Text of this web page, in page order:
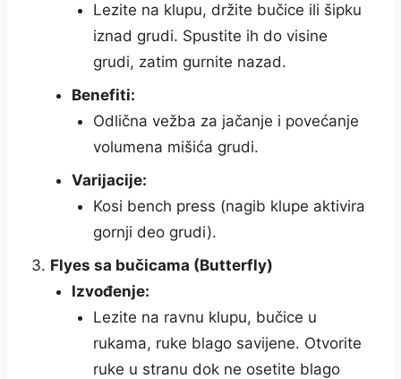
Lezite na klupu, držite bučice ili šipku
iznad grudi. Spustite ih do visine
grudi, zatim gurnite nazad.
Benefiti:
Odlična vežba za jačanje i povećanje
volumena mišića grudi.
Varijacije:
Kosi bench press (nagib klupe aktivira
gornji deo grudi).
Flyes sa bučicama (Butterfly)
Izvođenje:
Lezite na ravnu klupu, bučice u
rukama, ruke blago savijene. Otvorite
ruke u stranu dok ne osetite blago